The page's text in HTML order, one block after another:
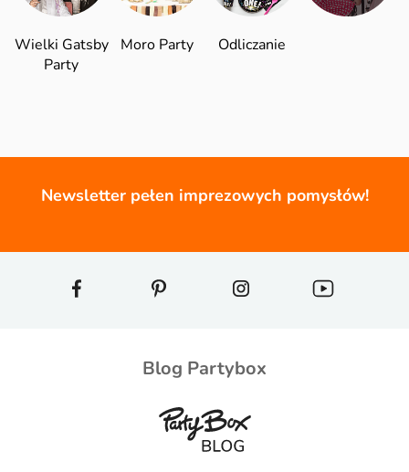
Wielki Gatsby
Party
Moro Party Odliczanie
Newsletter pełen imprezowych pomysłów!
Blog Partybox